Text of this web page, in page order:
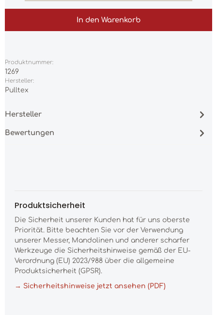
In den Warenkorb
Produktnummer:
1269
Hersteller:
Pulltex
Hersteller
Bewertungen
Produktsicherheit
Die Sicherheit unserer Kunden hat für uns oberste
Priorität. Bitte beachten Sie vor der Verwendung
unserer Messer, Mandolinen und anderer scharfer
Werkzeuge die Sicherheitshinweise gemäß der EU-
Verordnung (EU) 2023/988 über die allgemeine
Produktsicherheit (GPSR).
→ Sicherheitshinweise jetzt ansehen (PDF)